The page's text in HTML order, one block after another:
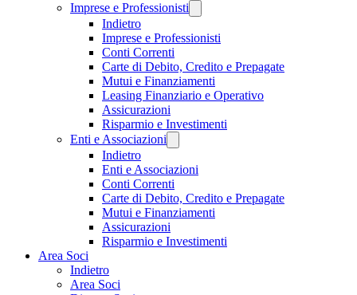
Imprese e Professionisti
Indietro
Imprese e Professionisti
Conti Correnti
Carte di Debito, Credito e Prepagate
Mutui e Finanziamenti
Leasing Finanziario e Operativo
Assicurazioni
Risparmio e Investimenti
Enti e Associazioni
Indietro
Enti e Associazioni
Conti Correnti
Carte di Debito, Credito e Prepagate
Mutui e Finanziamenti
Assicurazioni
Risparmio e Investimenti
Area Soci
Indietro
Area Soci